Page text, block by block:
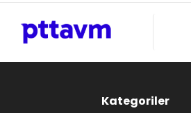
Kategoriler